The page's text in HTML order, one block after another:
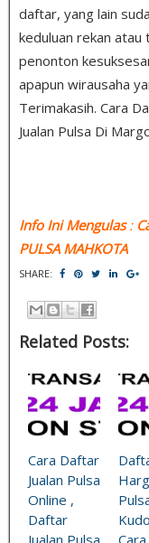
daftar, yang lain
keduluan rekan atau
penonton
apapun wirausaha
Terimakasih. Cara
Jualan Pulsa Di
Info Ini Mengulas:
PULSA MAHKOTA
SHARE:
Related Posts:
Cara Daftar
Jualan Pulsa
Online ,
Daftar